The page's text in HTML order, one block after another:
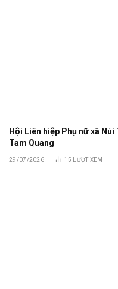
Hội Liên hiệp Phụ nữ xã
Tam Quang
29/07/2026 15 LƯỢT XEM